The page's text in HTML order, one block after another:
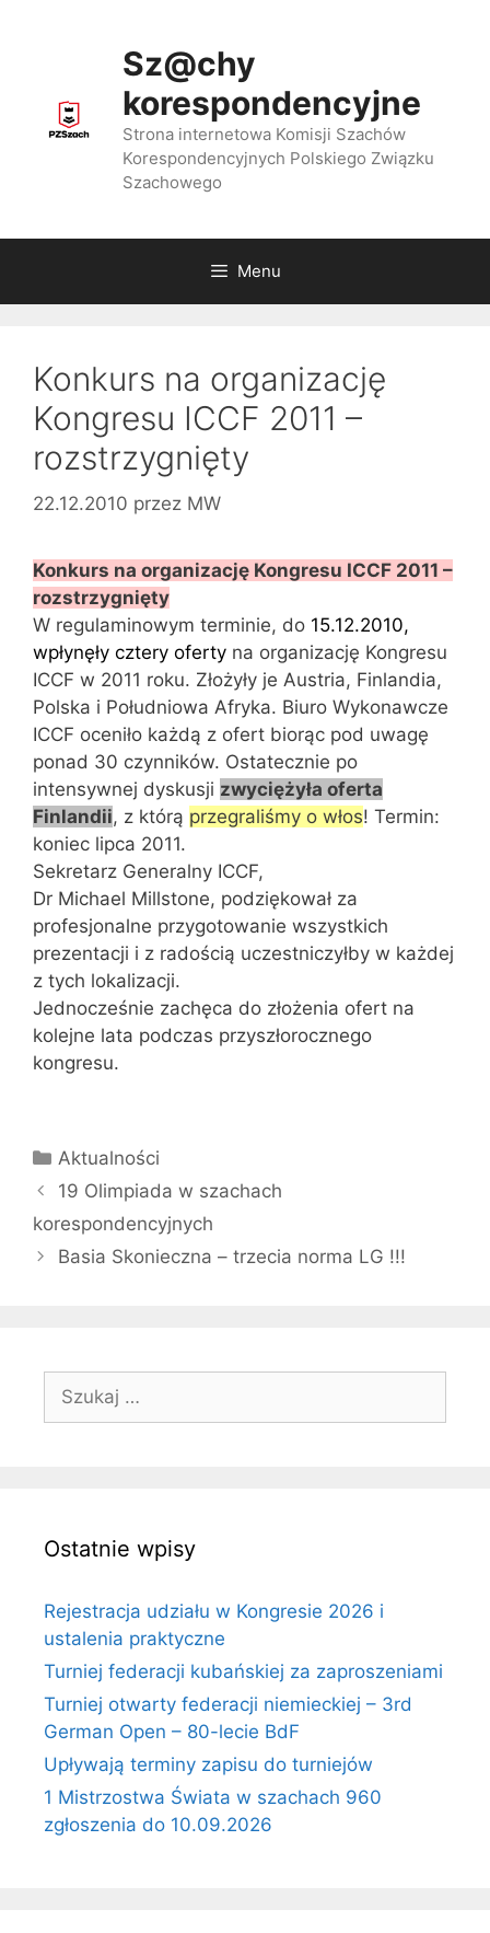
Sz@chy
korespondencyjne
Strona internetowa Komisji Szachów
Korespondencyjnych Polskiego Związku
Szachowego
Menu
Konkurs na organizację
Kongresu ICCF 2011 –
rozstrzygnięty
22.12.2010 przez MW
Konkurs na organizację Kongresu ICCF 2011 –
rozstrzygnięty
W regulaminowym terminie, do 15.12.2010,
wpłynęły cztery oferty na organizację Kongresu
ICCF w 2011 roku. Złożyły je Austria, Finlandia,
Polska i Południowa Afryka. Biuro Wykonawcze
ICCF oceniło każdą z ofert biorąc pod uwagę
ponad 30 czynników. Ostatecznie po
intensywnej dyskusji zwyciężyła oferta
Finlandii, z którą przegraliśmy o włos! Termin:
koniec lipca 2011.
Sekretarz Generalny ICCF,
Dr Michael Millstone, podziękował za
profesjonalne przygotowanie wszystkich
prezentacji i z radością uczestniczyłby w każdej
z tych lokalizacji.
Jednocześnie zachęca do złożenia ofert na
kolejne lata podczas przyszłorocznego
kongresu.
Kategorie
Aktualności
19 Olimpiada w szachach
korespondencyjnych
Basia Skonieczna – trzecia norma LG !!!
Szukaj:
Ostatnie wpisy
Rejestracja udziału w Kongresie 2026 i
ustalenia praktyczne
Turniej federacji kubańskiej za zaproszeniami
Turniej otwarty federacji niemieckiej – 3rd
German Open – 80-lecie BdF
Upływają terminy zapisu do turniejów
1 Mistrzostwa Świata w szachach 960
zgłoszenia do 10.09.2026